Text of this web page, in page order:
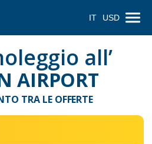
IT USD
all’
AIRPORT
TRA LE OFFERTE